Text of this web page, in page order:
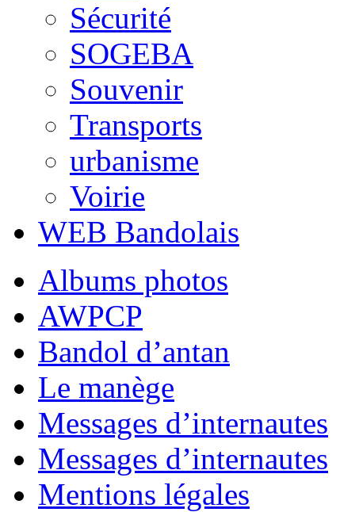
Sécurité
SOGEBA
Souvenir
Transports
urbanisme
Voirie
WEB Bandolais
Albums photos
AWPCP
Bandol d’antan
Le manège
Messages d’internautes
Messages d’internautes
Mentions légales